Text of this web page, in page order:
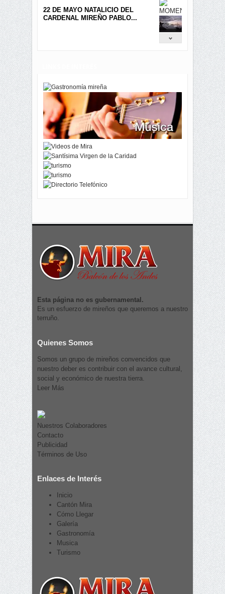
22 DE MAYO NATALICIO DEL
CARDENAL MIREÑO PABLO...
Esta página no es gubernamental.
Es un esfuerzo de mireños que queremos a nuestro
terruño.
Quienes Somos
Somos un grupo de mireños convencidos que
nuestro deber es contribuir con el avance cultural,
social y económico de nuestra tierra.
Leer Más
Nuestros Colaboradores
Contacto
Publicidad
Términos de Uso
Enlaces de Interés
Inicio
Cantón Mira
Cómo Llegar
Galería
Gastronomía
Musica
Turismo